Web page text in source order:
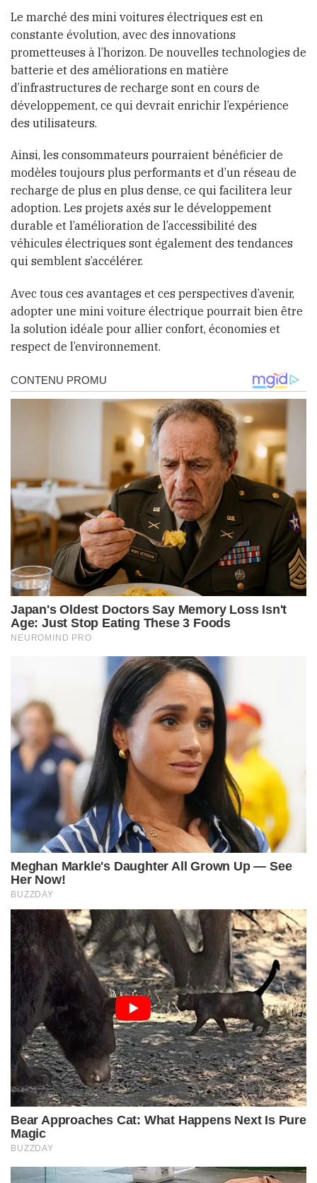
Le marché des mini voitures électriques est en
constante évolution, avec des innovations
prometteuses à l’horizon. De nouvelles technologies de
batterie et des améliorations en matière
d’infrastructures de recharge sont en cours de
développement, ce qui devrait enrichir l’expérience
des utilisateurs.
Ainsi, les consommateurs pourraient bénéficier de
modèles toujours plus performants et d’un réseau de
recharge de plus en plus dense, ce qui facilitera leur
adoption. Les projets axés sur le développement
durable et l’amélioration de l’accessibilité des
véhicules électriques sont également des tendances
qui semblent s’accélérer.
Avec tous ces avantages et ces perspectives d’avenir,
adopter une mini voiture électrique pourrait bien être
la solution idéale pour allier confort, économies et
respect de l’environnement.